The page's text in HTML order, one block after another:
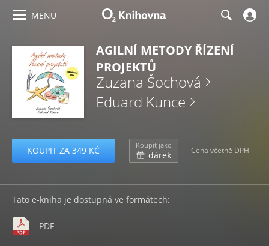
MENU
AGILNÍ METODY ŘÍZENÍ
PROJEKTŮ
Zuzana Šochová
Eduard Kunce
KOUPIT ZA 349 KČ Koupit jako
dárek Cena včetně DPH
Tato e-kniha je dostupná ve formátech:
PDF